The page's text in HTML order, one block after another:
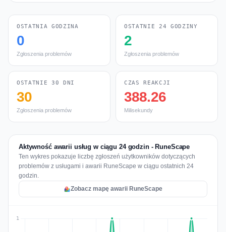
OSTATNIA GODZINA
0
Zgłoszenia problemów
OSTATNIE 24 GODZINY
2
Zgłoszenia problemów
OSTATNIE 30 DNI
30
Zgłoszenia problemów
CZAS REAKCJI
388.26
Milisekundy
Aktywność awarii usług w ciągu 24 godzin - RuneScape
Ten wykres pokazuje liczbę zgłoszeń użytkowników dotyczących
problemów z usługami i awarii RuneScape w ciągu ostatnich 24
godzin.
Zobacz mapę awarii RuneScape